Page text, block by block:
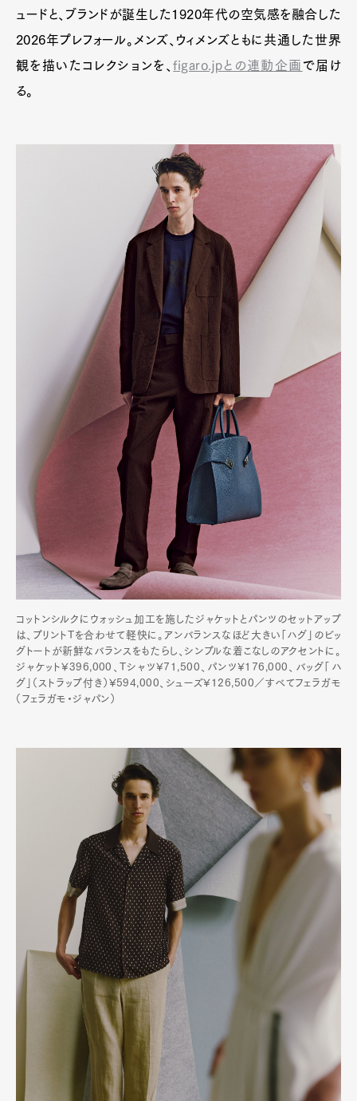
Art&DesignWatch
Fashion
GourmetCars
Official Columnist
Contact
Pen Meet
Pen international Pen tw
ュードと、ブランドが誕生した1920年代の空気感を融合した
2026年プレフォール。メンズ、ウィメンズともに共通した世界
観を描いたコレクションを、figaro.jpとの連動企画 で届け
る。
コットンシルクにウォッシュ加工を施したジャケットとパンツのセットアップ
は、プリントTを合わせて軽快に。アンバランスなほど大きい「ハグ」のビッ
グトートが新鮮なバランスをもたらし、シンプルな着こなしのアクセントに。
ジャケット¥396,000、Tシャツ¥71,500、パンツ¥176,000、バッグ「ハ
グ」（ストラップ付き）¥594,000、シューズ¥126,500／すべてフェラガモ
（フェラガモ・ジャパン）